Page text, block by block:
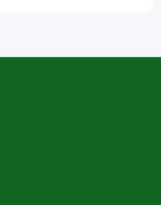
месте. Не допускайте